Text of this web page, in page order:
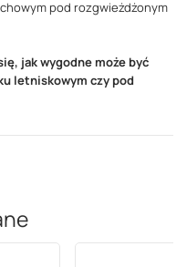
jak wygodne może być
letniskowym czy pod